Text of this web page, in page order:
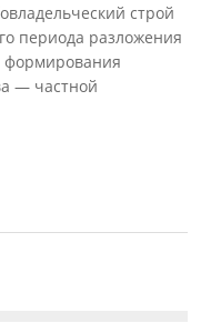
строй
периода разложения
формирования
— частной